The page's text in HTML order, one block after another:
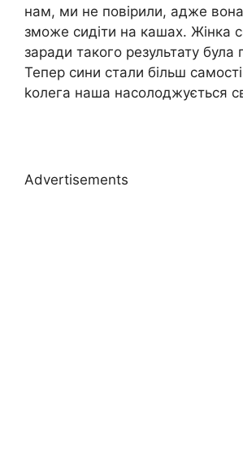
нам, ми не повірили, адже
зможе сидіти на кашах. Жінка
заради такого результату була
Тепер сини стали більш
kолега наша насолоджується
Advertisements